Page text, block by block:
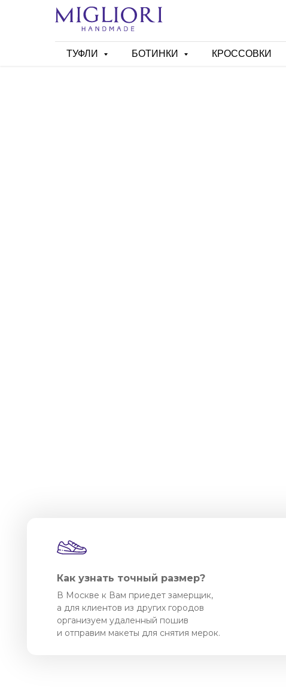
ТУФЛИ БОТИНКИ КРОССОВКИ
В Москве к Вам приедет замерщик,
а для клиентов из других городов
организуем удаленный пошив
и отправим макеты для снятия мерок.
Как узнать точный размер?